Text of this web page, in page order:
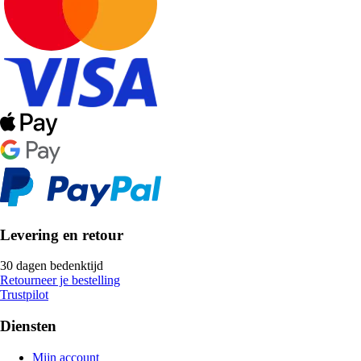
Levering en retour
30 dagen bedenktijd
Retourneer je bestelling
Trustpilot
Diensten
Mijn account